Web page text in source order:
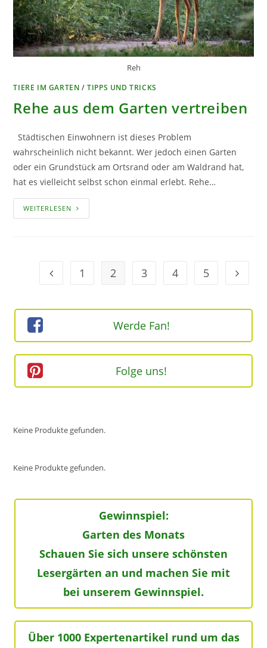
Reh
TIERE IM GARTEN /TIPPS UND TRICKS
Rehe aus dem Garten vertreiben
Städtischen Einwohnern ist dieses Problem
wahrscheinlich nicht bekannt. Wer jedoch einen Garten
oder ein Grundstück am Ortsrand oder am Waldrand hat,
hat es vielleicht selbst schon einmal erlebt. Rehe…
WEITERLESEN REHE
AUS
Geh zur Option
1 2 3 4 5 Geh
Werde Fan!
Folge uns!
Keine Produkte gefunden.
Keine Produkte gefunden.
Gewinnspiel:
Garten des Monats
Schauen Sie sich unsere schönsten
Lesergärten an und machen Sie mit
bei unserem Gewinnspiel.
Über 1000 Expertenartikel rund um das